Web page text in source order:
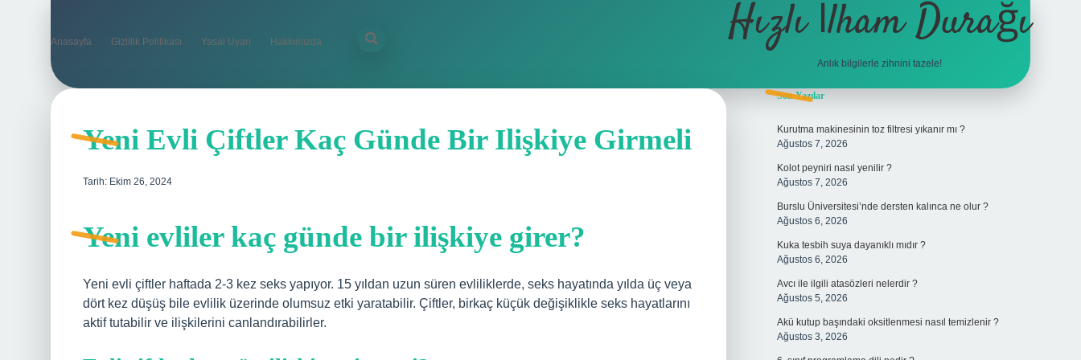
Anasayfa Gizlilik Politikası Yasal Uyarı Hakkımızda Hızlı İlham Durağı
Anlık bilgilerle zihnini tazele!
Yeni Evli Çiftler Kaç Günde Bir Ilişkiye Girmeli
Tarih: Ekim 26, 2024
Yeni evliler kaç günde bir ilişkiye girer?
Yeni evli çiftler haftada 2-3 kez seks yapıyor. 15 yıldan uzun süren evliliklerde, seks hayatında yılda üç veya
dört kez düşüş bile evlilik üzerinde olumsuz etki yaratabilir. Çiftler, birkaç küçük değişiklikle seks hayatlarını
aktif tutabilir ve ilişkilerini canlandırabilirler.
Sidebar
Son Yazılar
Kurutma makinesinin toz filtresi yıkanır mı ?
Ağustos 7, 2026
Kolot peyniri nasıl yenilir ?
Ağustos 7, 2026
Burslu Üniversitesi’nde dersten kalınca ne olur ?
Ağustos 6, 2026
Kuka tesbih suya dayanıklı mıdır ?
Ağustos 6, 2026
Avcı ile ilgili atasözleri nelerdir ?
Ağustos 5, 2026
Akü kutup başındaki oksitlenmesi nasıl temizlenir ?
Ağustos 3, 2026